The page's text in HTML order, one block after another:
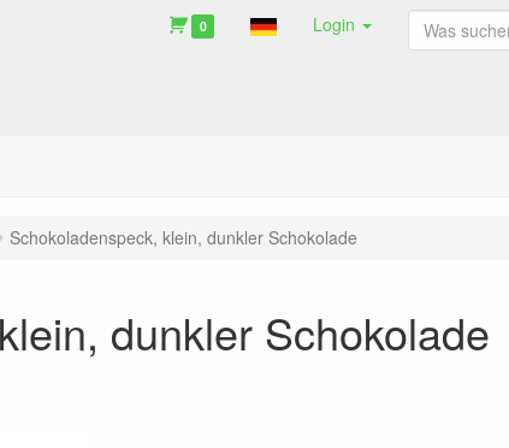
0 Login
Schokoladenspeck, klein, dunkler Schokolade
dunkler Schokolade